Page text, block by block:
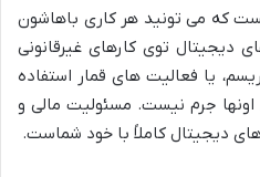
که می تونید هر کاری باهاشون
دیجیتال توی کارهای غیرقانونی
یا فعالیت های قمار استفاده
جرم نیست. مسئولیت مالی و
دیجیتال کاملاً با خود شماست.